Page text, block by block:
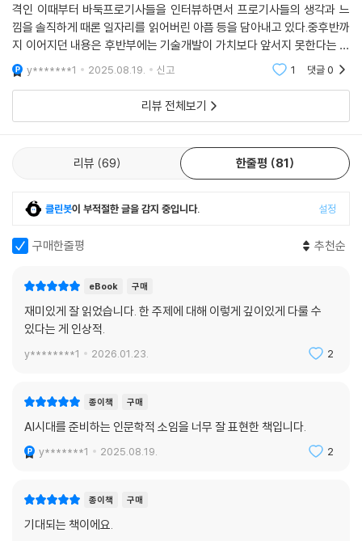
말로 인공지능이 아직 할 수 없는, 인간만이 할 수 있는 일이라는 것이다.
“가치의 근원에 대한 문제, 기술을 통제하는 방법에 대해서도 누군가가 근
사한 아이디어를 낼 수 있지 않을까? 나는 현대의 사상가를 기다린다. 똑똑
한 사람들이 실리콘밸리로 몰려가지 말고 이 문제에 도전했으면 좋겠다.”
격인 이때부터 바둑프로기사들을 인터뷰하면서 프로기사들의 생각과 느
낌을 솔직하게 때론 일자리를 읽어버린 아픔 등을 담아내고 있다.중후반까
지 이어지던 내용은 후반부에는 기술개발이 가치보다 앞서지 못한다는 그
리고 그래야 한다는 걸 설명한다. 핵폭탄이 개발되고 과연 좋은 일에만 쓰
이지 않은것처럼 AI
y*******1 2025.08.19. 신고 1 댓글0
리뷰 전체보기
리뷰 69 한줄평 81
클린봇이 부적절한 글을 감지 중입니다. 설정
구매한줄평 추천순
eBook 구매
재미있게 잘 읽었습니다. 한 주제에 대해 이렇게 깊이있게 다룰 수
있다는 게 인상적.
y********1 2026.01.23. 2
종이책 구매
AI시대를 준비하는 인문학적 소임을 너무 잘 표현한 책입니다.
y*******1 2025.08.19. 2
종이책 구매
기대되는 책이에요.